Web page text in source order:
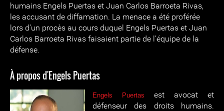
humains Engels Puertas et Juan Carlos Barroeta Rivas,
les accusant de diffamation. La menace a été proférée
lors d’un procès au cours duquel Engels Puertas et Juan
Carlos Barroeta Rivas faisaient partie de l’équipe de la
défense.
À propos d'Engels Puertas
Engels Puertas
est avocat et
défenseur des droits humains.